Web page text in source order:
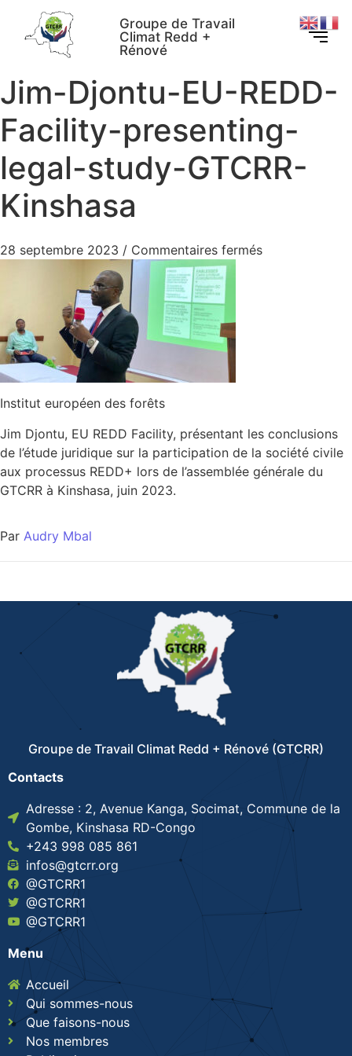
Groupe de Travail
Climat Redd +
Rénové
Jim-Djontu-EU-REDD-
Facility-presenting-
legal-study-GTCRR-
Kinshasa
28 septembre 2023 / Commentaires fermés
Institut européen des forêts
Jim Djontu, EU REDD Facility, présentant les conclusions
de l’étude juridique sur la participation de la société civile
aux processus REDD+ lors de l’assemblée générale du
GTCRR à Kinshasa, juin 2023.
Par Audry Mbal
Groupe de Travail Climat Redd + Rénové (GTCRR)
Contacts
Adresse : 2, Avenue Kanga, Socimat, Commune de la
Gombe, Kinshasa RD-Congo
+243 998 085 861
infos@gtcrr.org
@GTCRR1
@GTCRR1
@GTCRR1
Menu
Accueil
Qui sommes-nous
Que faisons-nous
Nos membres